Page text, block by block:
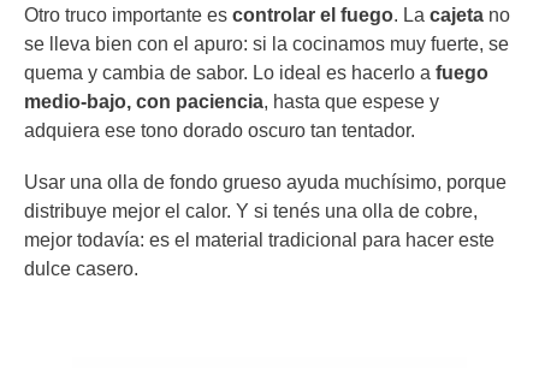
Otro truco importante es controlar el fuego. La cajeta no
se lleva bien con el apuro: si la cocinamos muy fuerte, se
quema y cambia de sabor. Lo ideal es hacerlo a fuego
medio-bajo, con paciencia, hasta que espese y
adquiera ese tono dorado oscuro tan tentador.
Usar una olla de fondo grueso ayuda muchísimo, porque
distribuye mejor el calor. Y si tenés una olla de cobre,
mejor todavía: es el material tradicional para hacer este
dulce casero.